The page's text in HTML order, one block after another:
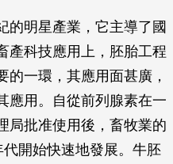
的明星產業，它主導了國
產科技應用上，胚胎工程
的一環，其應用面甚廣，
應用。自從前列腺素在一
局批准使用後，畜牧業的
開始快速地發展。牛胚